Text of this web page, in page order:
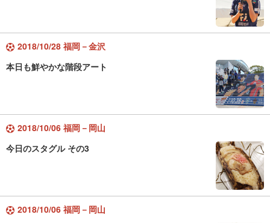
2018/10/28 福岡－金沢
本日も鮮やかな階段アート
2018/10/06 福岡－岡山
今日のスタグル その3
2018/10/06 福岡－岡山